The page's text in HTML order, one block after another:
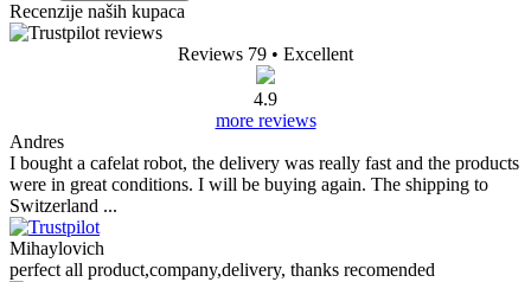
Recenzije naših kupaca
Reviews 79 • Excellent
4.9
more reviews
Andres
I bought a cafelat robot, the delivery was really fast and the products
were in great conditions. I will be buying again. The shipping to
Switzerland ...
Mihaylovich
perfect all product,company,delivery, thanks recomended